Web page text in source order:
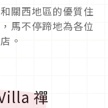
關西地區的優質住
馬不停蹄地為各位
。
禪